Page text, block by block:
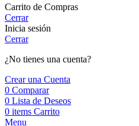
Carrito de Compras
Cerrar
Inicia sesión
Cerrar
¿No tienes una cuenta?
Crear una Cuenta
0 Comparar
0 Lista de Deseos
0 items Carrito
Menu